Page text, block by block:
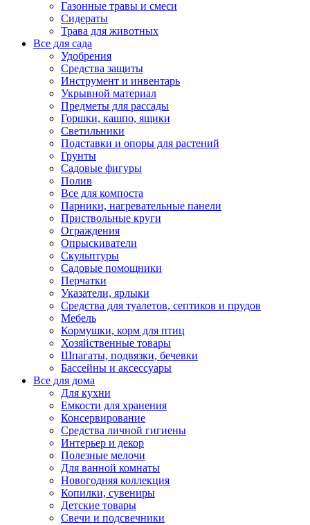
Газонные травы и смеси
Сидераты
Трава для животных
Все для сада
Удобрения
Средства защиты
Инструмент и инвентарь
Укрывной материал
Предметы для рассады
Горшки, кашпо, ящики
Светильники
Подставки и опоры для растений
Грунты
Садовые фигуры
Полив
Все для компоста
Парники, нагревательные панели
Приствольные круги
Ограждения
Опрыскиватели
Скульптуры
Садовые помощники
Перчатки
Указатели, ярлыки
Средства для туалетов, септиков и прудов
Мебель
Кормушки, корм для птиц
Хозяйственные товары
Шпагаты, подвязки, бечевки
Бассейны и аксессуары
Все для дома
Для кухни
Емкости для хранения
Консервирование
Средства личной гигиены
Интерьер и декор
Полезные мелочи
Для ванной комнаты
Новогодняя коллекция
Копилки, сувениры
Детские товары
Свечи и подсвечники